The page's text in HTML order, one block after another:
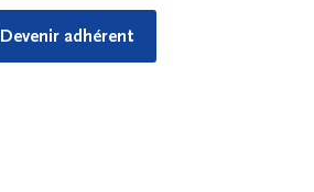
Devenir adhérent